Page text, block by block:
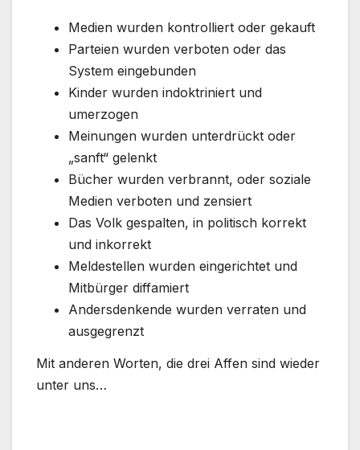
Medien wurden kontrolliert oder gekauft
Parteien wurden verboten oder das
System eingebunden
Kinder wurden indoktriniert und
umerzogen
Meinungen wurden unterdrückt oder
„sanft“ gelenkt
Bücher wurden verbrannt, oder soziale
Medien verboten und zensiert
Das Volk gespalten, in politisch korrekt
und inkorrekt
Meldestellen wurden eingerichtet und
Mitbürger diffamiert
Andersdenkende wurden verraten und
ausgegrenzt
Mit anderen Worten, die drei Affen sind wieder
unter uns…